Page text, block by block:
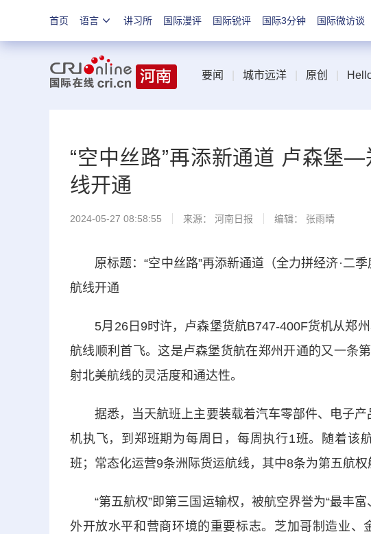
首页 语言 讲习所 国际漫评 国际锐评 国际3分钟 国际微访谈
要闻 城市远洋 原创
“空中丝路”再添新通道 卢森
线开通
2024-05-27 08:58:55 来源： 河南日报 编辑： 张雨晴
原标题：“空中丝路”再添新通道（全力拼经济·二
航线开通
5月26日9时许，卢森堡货航B747-400F货机从郑
航线顺利首飞。这是卢森堡货航在郑州开通的又一条
射北美航线的灵活度和通达性。
据悉，当天航班上主要装载着汽车零部件、电子产
机执飞，到郑班期为每周日，每周执行1班。随着该
班；常态化运营9条洲际货运航线，其中8条为第五航权
“第五航权”即第三国运输权，被航空界誉为“最丰富
外开放水平和营商环境的重要标志。芝加哥制造业